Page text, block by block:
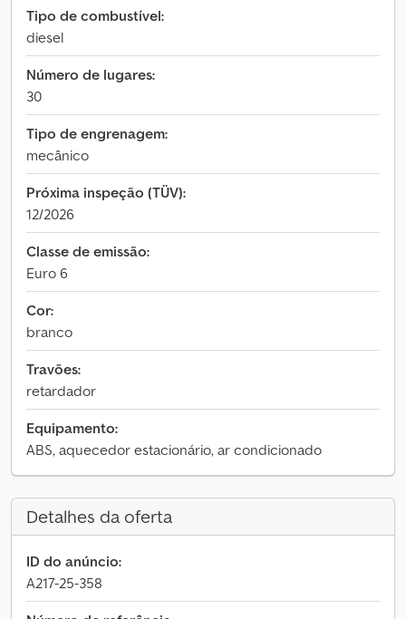
Tipo de combustível:
diesel
Número de lugares:
30
Tipo de engrenagem:
mecânico
Próxima inspeção (TÜV):
12/2026
Classe de emissão:
Euro 6
Cor:
branco
Travões:
retardador
Equipamento:
ABS, aquecedor estacionário, ar condicionado
Detalhes da oferta
ID do anúncio:
A217-25-358